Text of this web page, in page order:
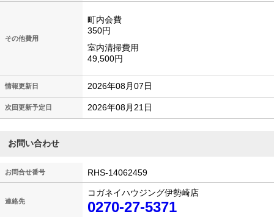
その他費用
町内会費
350円
室内清掃費用
49,500円
情報更新日 2026年08月07日
次回更新予定日 2026年08月21日
お問い合わせ
お問合せ番号 RHS-14062459
連絡先
コガネイハウジング伊勢崎店
0270-27-5371